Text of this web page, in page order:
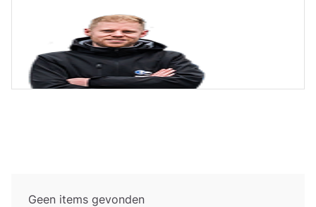
Geen items gevonden